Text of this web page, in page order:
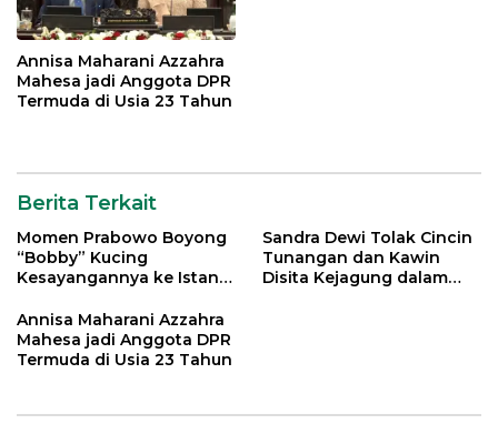
Annisa Maharani Azzahra
Mahesa jadi Anggota DPR
Termuda di Usia 23 Tahun
Berita Terkait
Momen Prabowo Boyong
“Bobby” Kucing
Kesayangannya ke Istana
Sandra Dewi Tolak Cincin
Tunangan dan Kawin
Disita Kejagung dalam
Annisa Maharani Azzahra
Mahesa jadi Anggota DPR
Termuda di Usia 23 Tahun